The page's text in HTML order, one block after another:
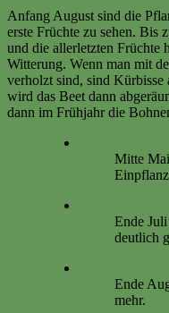
Anfang August sind die
erste Früchte zu sehen. Bis
und die allerletzten Früchte
Witterung. Wenn man mit
verholzt sind, sind Kürbisse
wird das Beet dann
dann im Frühjahr die
Mitte
Ende
deutlich
Ende
mehr.